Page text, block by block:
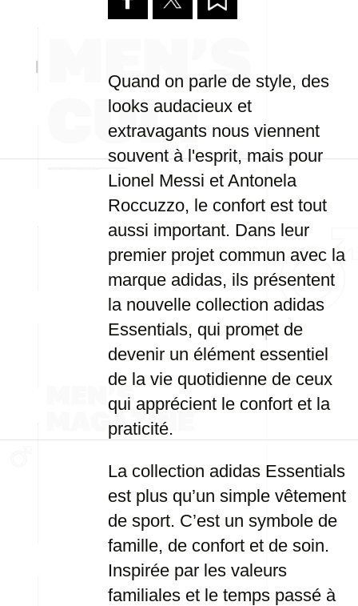
Quand on parle de style, des
looks audacieux et
extravagants nous viennent
souvent à l'esprit, mais pour
Lionel Messi et Antonela
Roccuzzo, le confort est tout
aussi important. Dans leur
premier projet commun avec la
marque adidas, ils présentent
la nouvelle collection adidas
Essentials, qui promet de
devenir un élément essentiel
de la vie quotidienne de ceux
qui apprécient le confort et la
praticité.
La collection adidas Essentials
est plus qu’un simple vêtement
de sport. C’est un symbole de
famille, de confort et de soin.
Inspirée par les valeurs
familiales et le temps passé à